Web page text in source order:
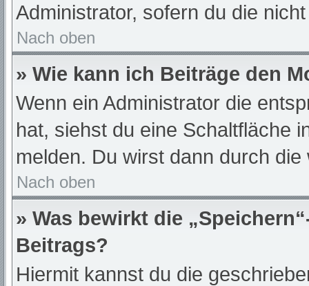
Administrator, sofern du die
Nach oben
» Wie kann ich Beiträge den
Wenn ein Administrator die
hat, siehst du eine Schaltfläche
melden. Du wirst dann durch
Nach oben
» Was bewirkt die
Beitrags?
Hiermit kannst du die